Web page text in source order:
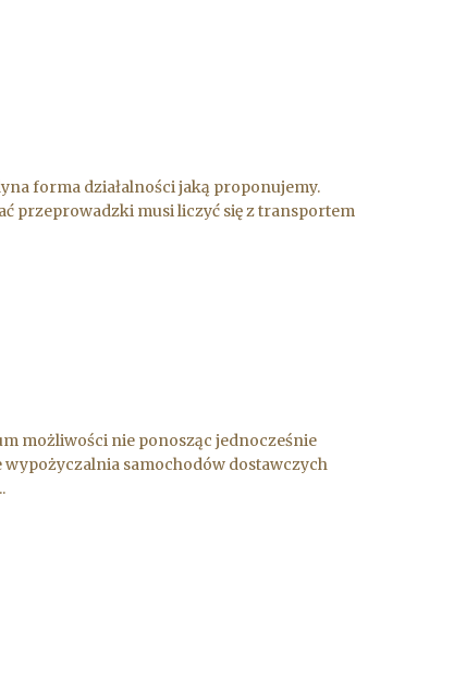
forma działalności jaką proponujemy.
przeprowadzki musi liczyć się z transportem
możliwości nie ponosząc jednocześnie
wypożyczalnia samochodów dostawczych